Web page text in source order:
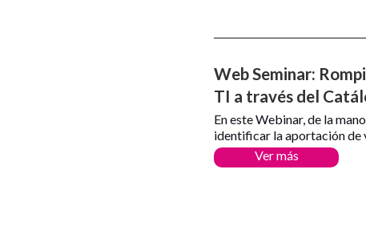
Web Seminar:
TI a través del
En este Webinar, de la
identificar la aportación de
Ver más